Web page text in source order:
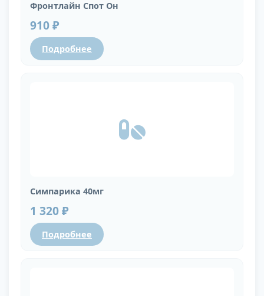
Фронтлайн Спот Он
910 ₽
Подробнее
Симпарика 40мг
1 320 ₽
Подробнее